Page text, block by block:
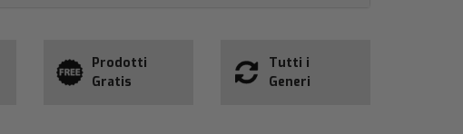
Prodotti
Gratis
Tutti i
Generi